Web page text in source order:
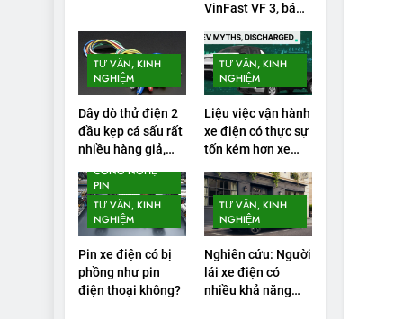
VinFast VF 3, bán
TƯ VẤN, KINH
NGHIỆM
Dây dò thử điện 2
đầu kẹp cá sấu rất
nhiều hàng giả,
ro
TƯ VẤN, KINH
NGHIỆM
Liệu việc vận hành
xe điện có thực sự
tốn kém hơn xe
không?
CÔNG NGHỆ
PIN
TƯ VẤN, KINH
NGHIỆM
Pin xe điện có bị
phồng như pin
điện thoại không?
TƯ VẤN, KINH
NGHIỆM
Nghiên cứu: Người
lái xe điện có
nhiều khả năng